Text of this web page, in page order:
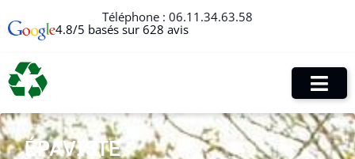
Téléphone : 06.11.34.63.58
4.8/5 basés sur 628 avis
ÉPAVISTE